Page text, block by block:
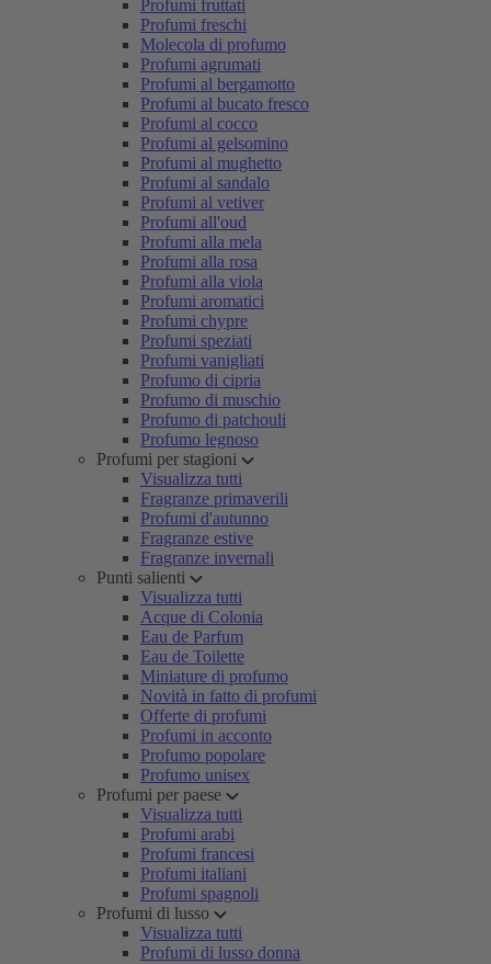
Profumi fruttati
Profumi freschi
Molecola di profumo
Profumi agrumati
Profumi al bergamotto
Profumi al bucato fresco
Profumi al cocco
Profumi al gelsomino
Profumi al mughetto
Profumi al sandalo
Profumi al vetiver
Profumi all'oud
Profumi alla mela
Profumi alla rosa
Profumi alla viola
Profumi aromatici
Profumi chypre
Profumi speziati
Profumi vanigliati
Profumo di cipria
Profumo di muschio
Profumo di patchouli
Profumo legnoso
Profumi per stagioni
Visualizza tutti
Fragranze primaverili
Profumi d'autunno
Fragranze estive
Fragranze invernali
Punti salienti
Visualizza tutti
Acque di Colonia
Eau de Parfum
Eau de Toilette
Miniature di profumo
Novità in fatto di profumi
Offerte di profumi
Profumi in acconto
Profumo popolare
Profumo unisex
Profumi per paese
Visualizza tutti
Profumi arabi
Profumi francesi
Profumi italiani
Profumi spagnoli
Profumi di lusso
Visualizza tutti
Profumi di lusso donna